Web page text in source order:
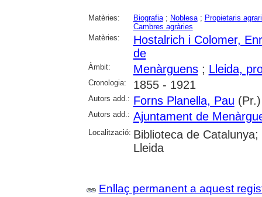
Matèries: Biografia; Noblesa; Propietaris
Cambres agràries
Matèries:
Hostalrich i Colomer,
de
Àmbit: Menàrguens; Lleida,
Cronologia: 1855 - 1921
Autors add.: Forns Planella, Pau (Pr.)
Autors add.: Ajuntament de
Localització: Biblioteca de
Lleida
Enllaç permanent a aquest